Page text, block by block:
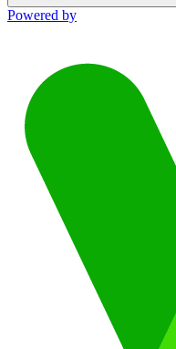
Powered by